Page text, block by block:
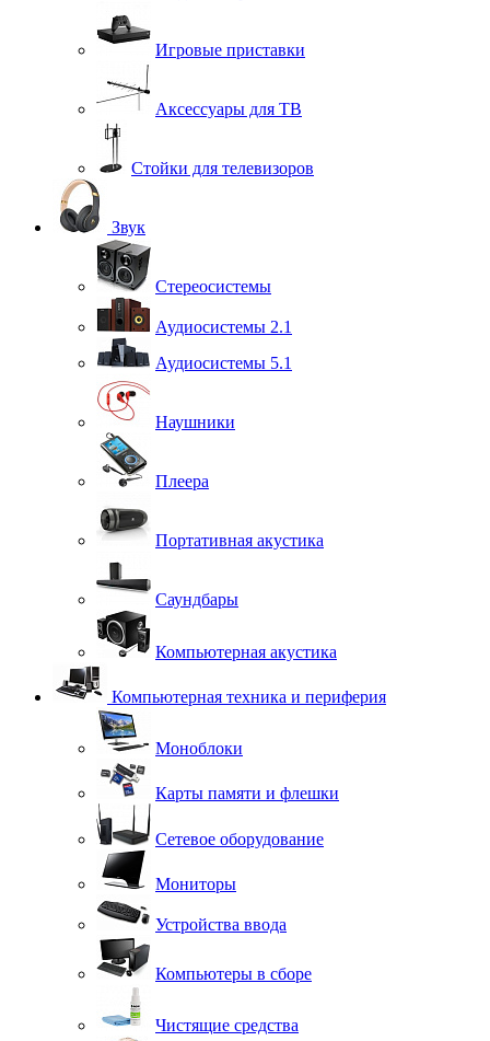
Игровые приставки
Аксессуары для ТВ
Стойки для телевизоров
Звук
Стереосистемы
Аудиосистемы 2.1
Аудиосистемы 5.1
Наушники
Плеера
Портативная акустика
Саундбары
Компьютерная акустика
Компьютерная техника и периферия
Моноблоки
Карты памяти и флешки
Сетевое оборудование
Мониторы
Устройства ввода
Компьютеры в сборе
Чистящие средства